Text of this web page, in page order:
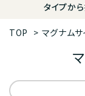
タイプか
TOP > マグナム